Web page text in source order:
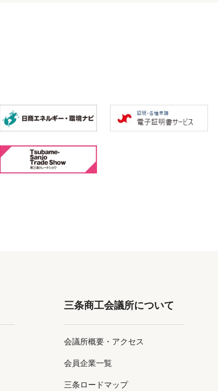
三条商工会議所について
会議所概要・アクセス
会員企業一覧
三条ロードマップ